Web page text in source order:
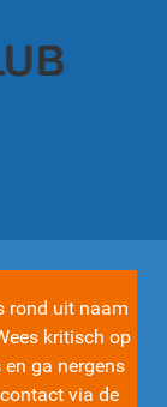
rond uit naam
kritisch op
ga nergens
via de